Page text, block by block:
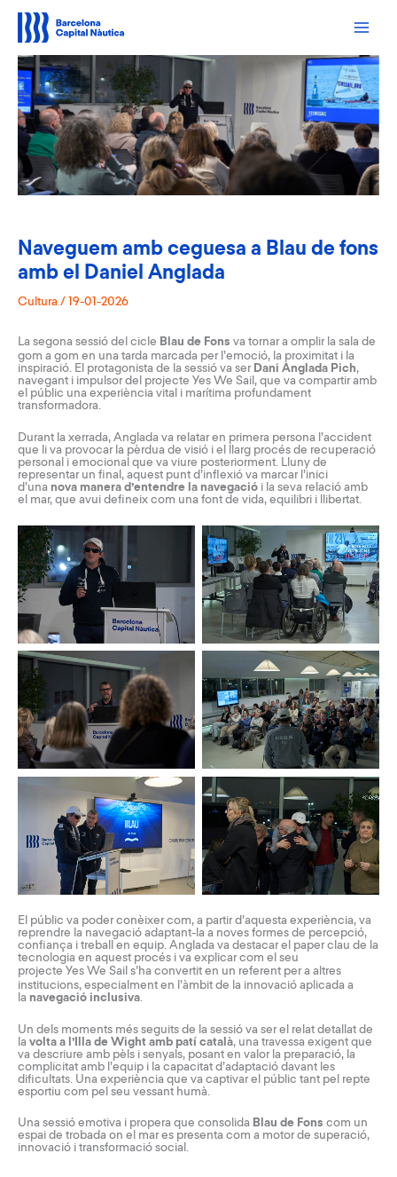
contingut
Naveguem amb ceguesa a Blau de fons
amb el Daniel Anglada
Cultura / 19-01-2026
La segona sessió del cicle Blau de Fons va tornar a omplir la sala de
gom a gom en una tarda marcada per l’emoció, la proximitat i la
inspiració. El protagonista de la sessió va ser Dani Anglada Pich,
navegant i impulsor del projecte Yes We Sail, que va compartir amb
el públic una experiència vital i marítima profundament
transformadora.
Durant la xerrada, Anglada va relatar en primera persona l’accident
que li va provocar la pèrdua de visió i el llarg procés de recuperació
personal i emocional que va viure posteriorment. Lluny de
representar un final, aquest punt d’inflexió va marcar l’inici
d’una nova manera d’entendre la navegació i la seva relació amb
el mar, que avui defineix com una font de vida, equilibri i llibertat.
El públic va poder conèixer com, a partir d’aquesta experiència, va
reprendre la navegació adaptant-la a noves formes de percepció,
confiança i treball en equip. Anglada va destacar el paper clau de la
tecnologia en aquest procés i va explicar com el seu
projecte Yes We Sail s’ha convertit en un referent per a altres
institucions, especialment en l’àmbit de la innovació aplicada a
la navegació inclusiva
Un dels moments més seguits de la sessió va ser el relat detallat de
la volta a l’Illa de Wight amb patí català, una travessa exigent que
va descriure amb pèls i senyals, posant en valor la preparació, la
complicitat amb l’equip i la capacitat d’adaptació davant les
dificultats. Una experiència que va captivar el públic tant pel repte
esportiu com pel seu vessant humà.
Una sessió emotiva i propera que consolida Blau de Fons com un
espai de trobada on el mar es presenta com a motor de superació,
innovació i transformació social.